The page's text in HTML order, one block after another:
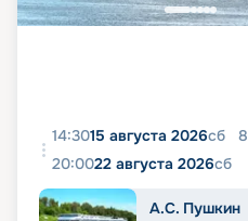
14:3015 августа 2026сб 8
20:0022 августа 2026сб
А.С. Пушкин